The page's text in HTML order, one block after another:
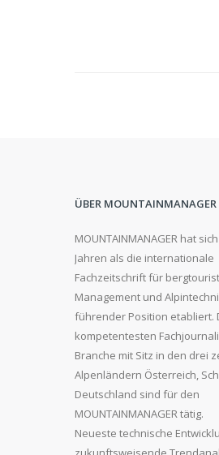
ÜBER MOUNTAINMANAGER
MOUNTAINMANAGER hat
Jahren als die internationale
Fachzeitschrift für
Management und
führender Position etabliert.
kompetentesten
Branche mit Sitz in den drei
Alpenländern Österreich,
Deutschland sind für den
MOUNTAINMANAGER tätig.
Neueste technische